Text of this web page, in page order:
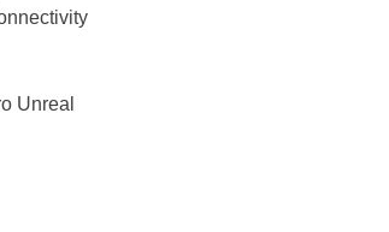
Unreal